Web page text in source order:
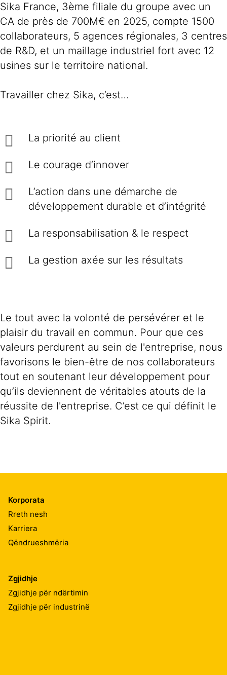
Sika France, 3ème filiale du groupe avec un
CA de près de 700M€ en 2025, compte 1500
collaborateurs, 5 agences régionales, 3 centres
de R&D, et un maillage industriel fort avec 12
usines sur le territoire national.
Travailler chez Sika, c’est…
La priorité au client
Le courage d’innover
L’action dans une démarche de
développement durable et d’intégrité
La responsabilisation & le respect
La gestion axée sur les résultats
Le tout avec la volonté de persévérer et le
plaisir du travail en commun. Pour que ces
valeurs perdurent au sein de l'entreprise, nous
favorisons le bien-être de nos collaborateurs
tout en soutenant leur développement pour
qu’ils deviennent de véritables atouts de la
réussite de l'entreprise. C’est ce qui définit le
Sika Spirit.
Korporata
Rreth nesh
Karriera
Qëndrueshmëria
Zgjidhje
Zgjidhje për ndërtimin
Zgjidhje për industrinë